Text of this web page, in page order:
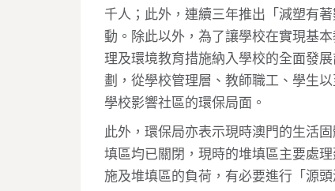
千人；此外，連續三年推出「減塑有
動。除此以外，為了讓學校在實現基
理及環境教育措施納入學校的全面發
劃，從學校管理層、教師職工、學生
學校影響社區的環保局面。
此外，環保局亦表示現時澳門的生活
填區均已關閉，現時的堆填區主要處
施及堆填區的負荷，有必要進行「源